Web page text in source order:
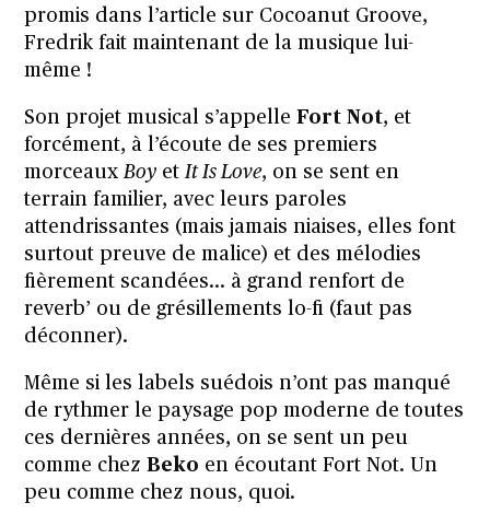
promis dans l’article sur Cocoanut Groove,
Fredrik fait maintenant de la musique lui-
même !
Son projet musical s’appelleFort Not, et
forcément, à l’écoute de ses premiers
morceauxBoy etIt Is Love, on se sent en
terrain familier, avec leurs paroles
attendrissantes (mais jamais niaises, elles font
surtout preuve de malice) et des mélodies
fièrement scandées… à grand renfort de
reverb’ ou de grésillements lo-fi (faut pas
déconner).
Même si les labels suédois n’ont pas manqué
de rythmer le paysage pop moderne de toutes
ces dernières années, on se sent un peu
comme chezBeko en écoutant Fort Not. Un
peu comme chez nous, quoi.